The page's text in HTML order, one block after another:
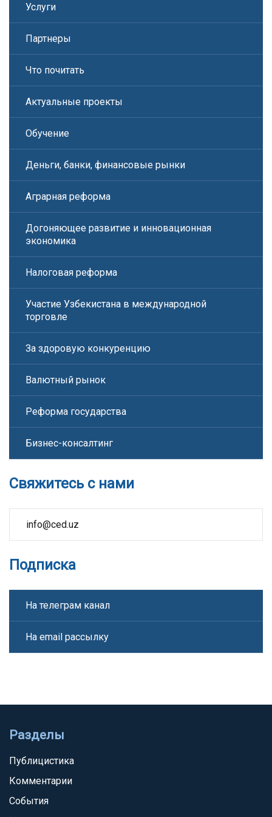
Услуги
Партнеры
Что почитать
Актуальные проекты
Обучение
Деньги, банки, финансовые рынки
Аграрная реформа
Догоняющее развитие и инновационная
экономика
Налоговая реформа
Участие Узбекистана в международной
торговле
За здоровую конкуренцию
Валютный рынок
Реформа государства
Бизнес-консалтинг
Свяжитесь с нами
info@ced.uz
Подписка
На телеграм канал
На email рассылку
Разделы
Публицистика
Комментарии
События